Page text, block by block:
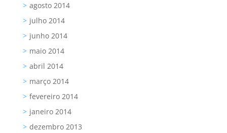
agosto 2014
julho 2014
junho 2014
maio 2014
abril 2014
março 2014
fevereiro 2014
janeiro 2014
dezembro 2013